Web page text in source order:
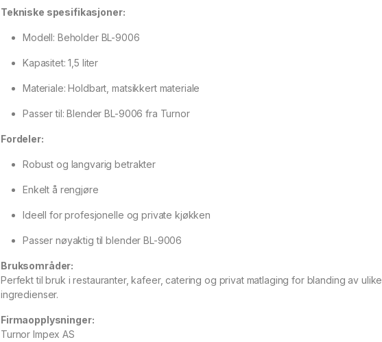
Tekniske spesifikasjoner:
Modell: Beholder BL-9006
Kapasitet: 1,5 liter
Materiale: Holdbart, matsikkert materiale
Passer til: Blender BL-9006 fra Turnor
Fordeler:
Robust og langvarig betrakter
Enkelt å rengjøre
Ideell for profesjonelle og private kjøkken
Passer nøyaktig til blender BL-9006
Bruksområder:
Perfekt til bruk i restauranter, kafeer, catering og privat matlaging for blanding av ulike
ingredienser.
Firmaopplysninger:
Turnor Impex AS